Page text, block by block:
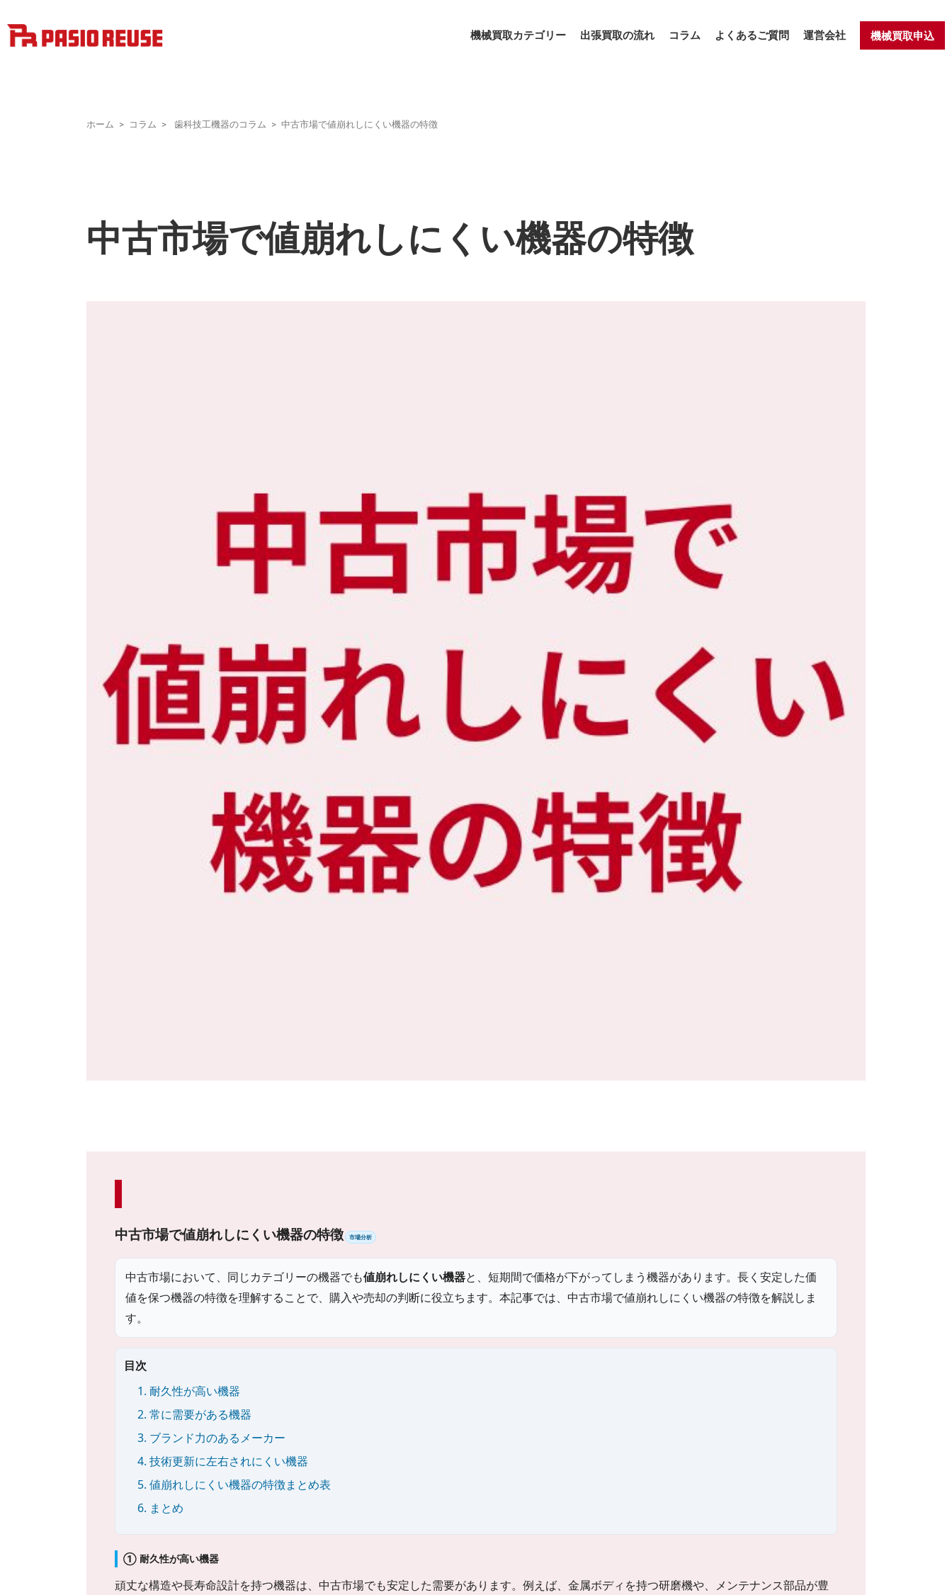
機械買取カテゴリー 出張買取の流れ コラム よくあるご質問 運営会社 機械買取申込
ホーム コラム 歯科技工機器のコラム 中古市場で値崩れしにくい機器の特徴
中古市場で値崩れしにくい機器の特徴
中古市場で値崩れしにくい機器の特徴 市場分析
中古市場において、同じカテゴリーの機器でも値崩れしにくい機器と、短期間で価格が下がってしまう機器があります。長く安定した価
値を保つ機器の特徴を理解することで、購入や売却の判断に役立ちます。本記事では、中古市場で値崩れしにくい機器の特徴を解説しま
す。
目次
1. 耐久性が高い機器
2. 常に需要がある機器
3. ブランド力のあるメーカー
4. 技術更新に左右されにくい機器
5. 値崩れしにくい機器の特徴まとめ表
6. まとめ
① 耐久性が高い機器
頑丈な構造や長寿命設計を持つ機器は、中古市場でも安定した需要があります。例えば、金属ボディを持つ研磨機や、メンテナンス部品が豊